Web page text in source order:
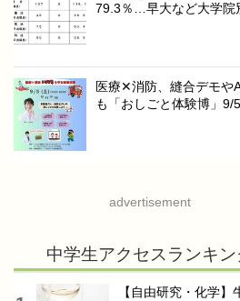
79.3％…早大など大学院
医療✕消防、縫合デモや
も「おしごと体験博」9/5
advertisement
中学生アクセスランキン
【自由研究・化学】